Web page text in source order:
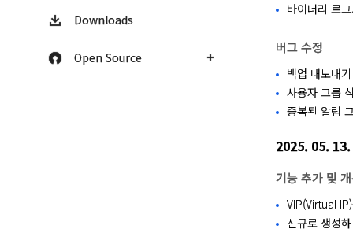
Downloads
Open Source
바이너리 로
버그 수정
백업 내보내
사용자 그룹
중복된 알림
2025. 05. 13.
기능 추가 및
VIP(Virtual
신규로 생성